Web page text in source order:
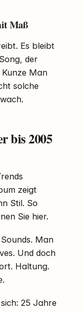
Maß
Es bleibt
der
Man
solche
bis 2005
zeigt
Stil. So
Sie hier.
Man
Und doch
Haltung.
25 Jahre